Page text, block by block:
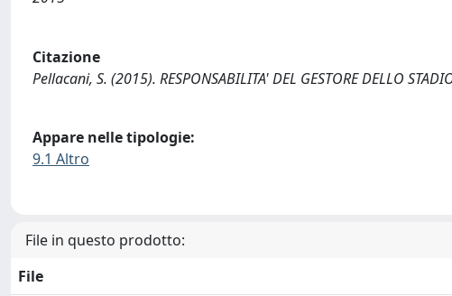
Citazione
Pellacani, S. (2015). RESPONSABILITA' DEL GESTORE DELLO
Appare nelle tipologie:
9.1 Altro
File in questo prodotto:
File